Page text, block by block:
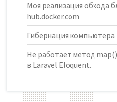
Моя реализация обхода
hub.docker.com
Гибернация компьютера
Не работает метод
в Laravel Eloquent.